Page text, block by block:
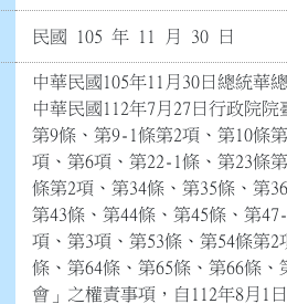
民國 105 年 11 月 30 日
中華民國105年11月30日總統華
中華民國112年7月27日行政院
第9條、第9-1條第2項、第10條
項、第6項、第22-1條、第23條
條第2項、第34條、第35條、第
第43條、第44條、第45條、第
項、第3項、第53條、第54條第
條、第64條、第65條、第66條
會」之權責事項，自112年8月1